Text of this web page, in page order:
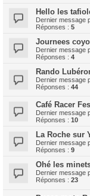
Hello les
Dernier message
Réponses : 5
Journees
Dernier message
Réponses : 4
Rando
Dernier message
Réponses : 44
Café Racer
Dernier message
Réponses : 10
La Roche sur
Dernier message
Réponses : 9
Ohé les
Dernier message
Réponses : 23